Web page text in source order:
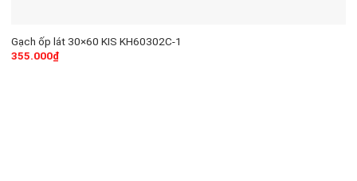
Gạch ốp lát 30×60 KIS KH60302C-1
355.000₫